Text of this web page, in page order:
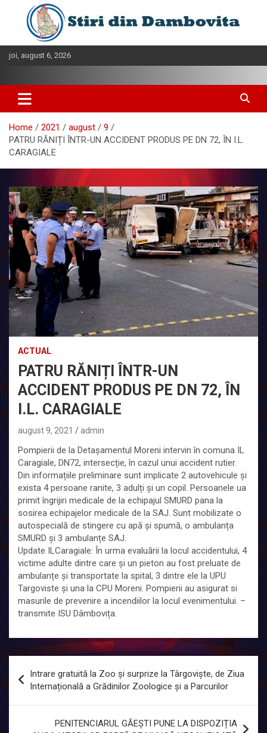
content
joi, august 6, 2026
Home 2021 august
9
PATRU RĂNIȚI ÎNTR-UN ACCIDENT PRODUS PE DN 72, ÎN I.L.
CARAGIALE
ACTUAL
PATRU RĂNIȚI ÎNTR-UN
ACCIDENT PRODUS PE DN 72, ÎN
I.L. CARAGIALE
august 9, 2021 admin
Pompierii de la Detașamentul Moreni intervin în comuna IL
Caragiale, DN72, intersecție, în cazul unui accident rutier.
Din informațiile preliminare sunt implicate 2 autovehicule și
exista 4 persoane ranite, 3 adulți și un copil. Persoanele ua
primit îngrijiri medicale de la echipajul SMURD pana la
sosirea echipajelor medicale de la SAJ. Sunt mobilizate o
autospecială de stingere cu apă și spumă, o ambulanța
SMURD și 3 ambulanțe SAJ.
Update ILCaragiale: În urma evaluării la locul accidentului, 4
victime adulte dintre care și un pieton au fost preluate de
ambulanțe și transportate la spital, 3 dintre ele la UPU
Targoviste și una la CPU Moreni. Pompierii au asigurat si
masurile de prevenire a incendiilor la locul evenimentului. –
transmite ISU Dâmbovița.
în
articole
Intrare gratuită la Zoo și surprize la Târgoviște, de Ziua
Internațională a Grădinilor Zoologice și a Parcurilor
PENITENCIARUL GĂEȘTI PUNE LA DISPOZIȚIA